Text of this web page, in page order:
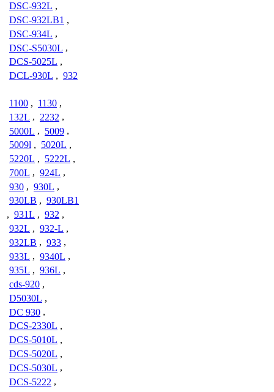
DSC-932L ,
DSC-932LB1 ,
DSC-934L ,
DSC-S5030L ,
DCS-5025L ,
DCL-930L , 932
1100 , 1130 ,
132L , 2232 ,
5000L , 5009 ,
5009l , 5020L ,
5220L , 5222L ,
700L , 924L ,
930 , 930L ,
930LB , 930LB1
, 931L , 932 ,
932L , 932-L ,
932LB , 933 ,
933L , 9340L ,
935L , 936L ,
cds-920 ,
D5030L ,
DC 930 ,
DCS-2330L ,
DCS-5010L ,
DCS-5020L ,
DCS-5030L ,
DCS-5222 ,